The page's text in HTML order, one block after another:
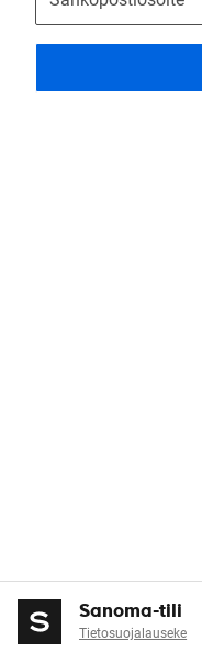
Sanoma-tili
Tietosuojalauseke